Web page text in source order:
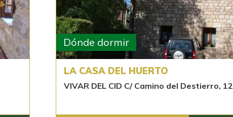
Dónde dormir
LA CASA DEL HUERTO
VIVAR DEL CID C/ Camino del Destierro, 12